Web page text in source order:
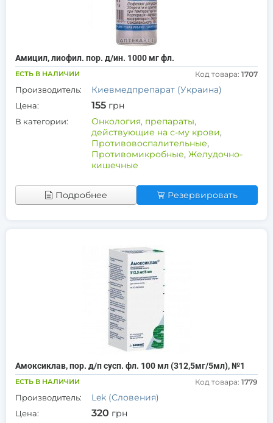
Амицил, лиофил. пор. д/ин. 1000 мг фл.
ЕСТЬ В НАЛИЧИИ Код товара: 1707
Производитель: Киевмедпрепарат (Украина)
Цена: 155 грн
В категории:
Онкология, препараты,
действующие на с-му крови,
Противовоспалительные,
Противомикробные, Желудочно-
кишечные
Подробнее Резервировать
Амоксиклав, пор. д/п сусп. фл. 100 мл (312,5мг/5мл), №1
ЕСТЬ В НАЛИЧИИ Код товара: 1779
Производитель: Lek (Словения)
Цена: 320 грн